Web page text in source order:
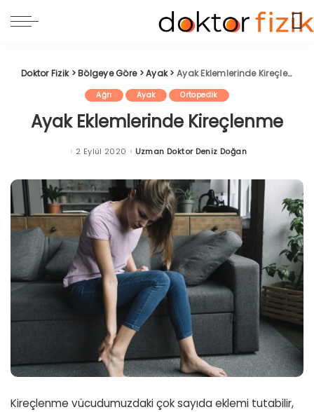
Doktor Fizik>Bölgeye Göre>Ayak>Ayak Eklemlerinde Kireçlenme
Ağrı Ayak Ortopedik
Ayak Eklemlerinde Kireçlenme
2 Eylül 2020 Posted
Uzman Doktor Deniz Doğan
Kireçlenme vücudumuzdaki çok sayıda eklemi tutabilir,